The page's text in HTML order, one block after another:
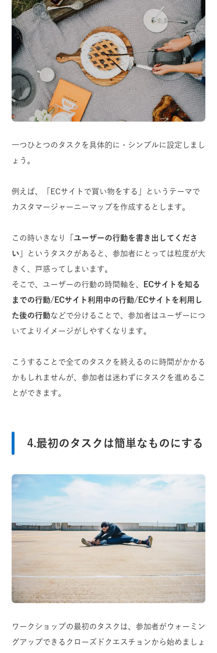
一つひとつのタスクを具体的に・シンプルに設定しまし
ょう。
例えば、「ECサイトで買い物をする」というテーマで
カスタマージャーニーマップを作成するとします。
この時いきなり「 ユーザーの行動を書き出してくださ
い 」というタスクがあると、参加者にとっては粒度が大
きく、戸惑ってしまいます。
そこで、ユーザーの行動の時間軸を、
ECサイトを知る
までの行動/ECサイト利用中の行動/ECサイトを利用し
た後の行動などで分けることで、参加者はユーザーにつ
いてよりイメージがしやすくなります。
こうすることで全てのタスクを終えるのに時間がかかる
かもしれませんが、参加者は迷わずにタスクを進めるこ
とができます。
4.最初のタスクは簡単なものにする
ワークショップの最初のタスクは、参加者がウォーミン
グアップできるクローズドクエスチョンから始めましょ